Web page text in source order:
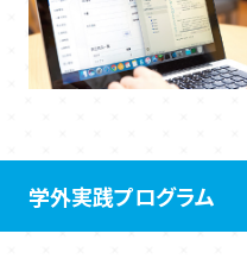
学外実践プログラム